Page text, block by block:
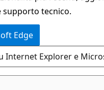
supporto tecnico.
Edge
Internet Explorer e